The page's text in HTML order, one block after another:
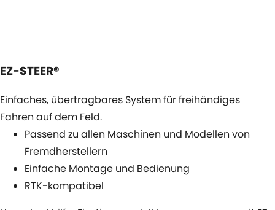
EZ-STEER®
Einfaches, übertragbares System für freihändiges
Fahren auf dem Feld.
Passend zu allen Maschinen und Modellen von
Fremdherstellern
Einfache Montage und Bedienung
RTK-kompatibel